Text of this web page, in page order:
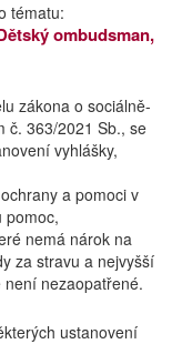
tématu:
ombudsman,
zákona o sociálně-
č. 363/2021 Sb., se
vyhlášky,
a pomoci v
pomoc,
nemá nárok na
za stravu a nejvyšší
nezaopatřené.
ustanovení